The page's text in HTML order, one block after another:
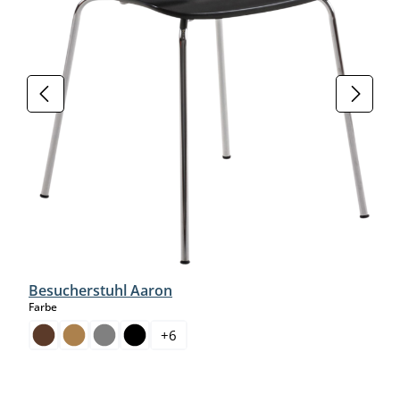
Besucherstuhl Aaron
Farbeauswählen
+6